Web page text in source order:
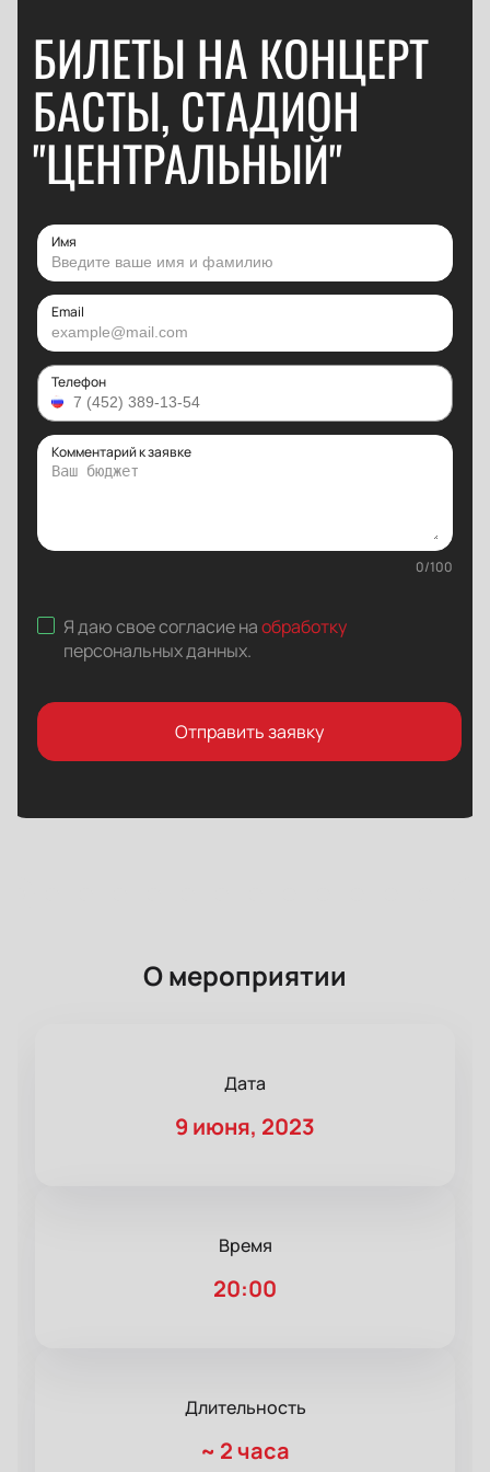
БИЛЕТЫ НА КОНЦЕРТ
БАСТЫ, СТАДИОН
"ЦЕНТРАЛЬНЫЙ"
Имя
Email
Телефон
Комментарий к заявке
0/100
Я даю свое согласие наобработку
персональных данных.
Отправить заявку
О мероприятии
Дата
9 июня, 2023
Время
20:00
Длительность
~ 2 часа